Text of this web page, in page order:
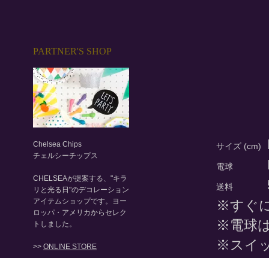
サイズ (cm)
電球
送料
※すぐ
※電球
※スイ
PARTNER'S SHOP
Chelsea Chips
チェルシーチップス
CHELSEAが提案する、"キラ
リと光る日"のデコレーション
アイテムショップです。ヨー
ロッパ・アメリカからセレク
トしました。
>> ONLINE STORE